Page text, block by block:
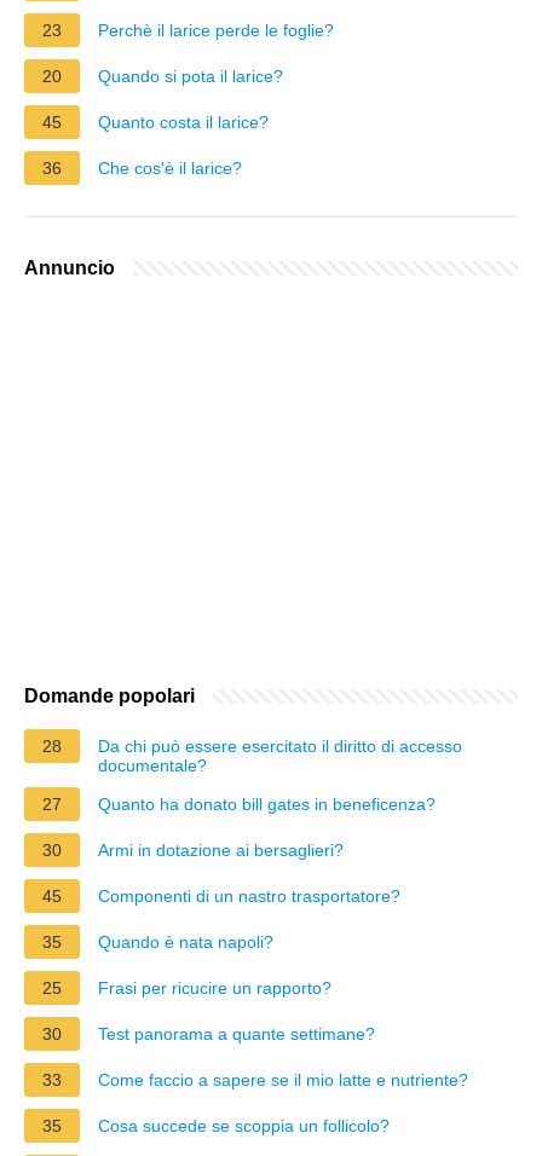
23 Perchè il larice perde le foglie?
20 Quando si pota il larice?
45 Quanto costa il larice?
36 Che cos'è il larice?
Annuncio
Domande popolari
28
Da chi può essere esercitato il diritto di accesso
documentale?
27
Quanto ha donato bill gates in beneficenza?
30 Armi in dotazione ai bersaglieri?
45 Componenti di un nastro trasportatore?
35 Quando è nata napoli?
25 Frasi per ricucire un rapporto?
30 Test panorama a quante settimane?
33 Come faccio a sapere se il mio latte e nutriente?
35 Cosa succede se scoppia un follicolo?